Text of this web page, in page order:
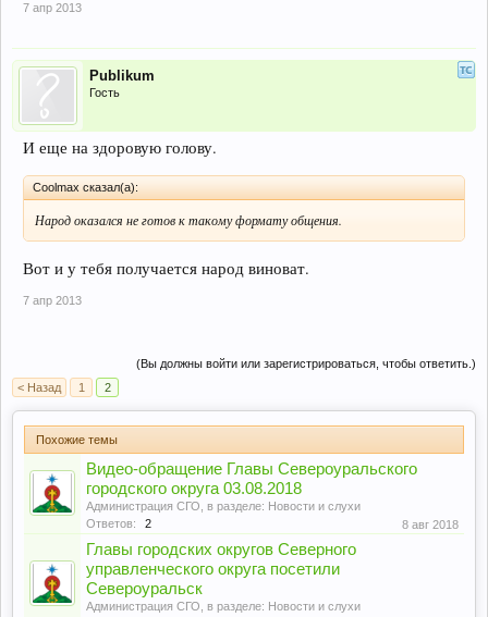
7 апр 2013
Publikum
Гость
И еще на здоровую голову.
Coolmax сказал(а):
Народ оказался не готов к такому формату общения.
Вот и у тебя получается народ виноват.
7 апр 2013
(Вы должны войти или зарегистрироваться, чтобы ответить.)
< Назад
1 2
Похожие темы
Видео-обращение Главы Североуральского
городского округа 03.08.2018
Администрация СГО , в разделе: Новости и слухи
Ответов:
2 8 авг 2018
Главы городских округов Северного
управленческого округа посетили
Североуральск
Администрация СГО , в разделе: Новости и слухи